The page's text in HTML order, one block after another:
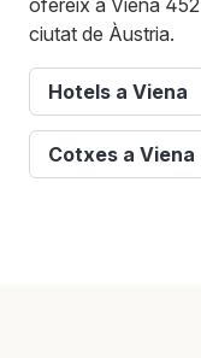
ciutat de Àustria.
Hotels a Viena
Cotxes a Viena